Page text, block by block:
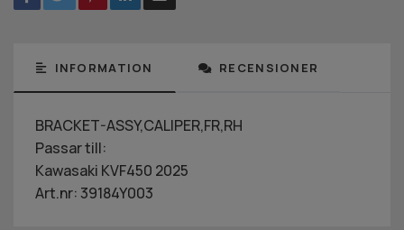
INFORMATION RECENSIONER
BRACKET-ASSY,CALIPER,FR,RH
Passar till:
Kawasaki KVF450 2025
Art.nr: 39184Y003